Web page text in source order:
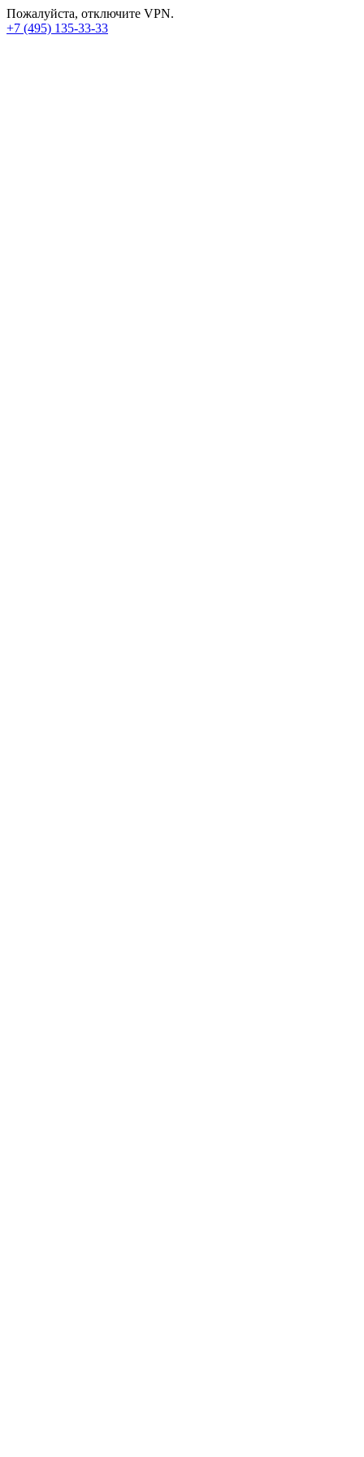
Пожалуйста, отключите VPN.
+7 (495) 135-33-33